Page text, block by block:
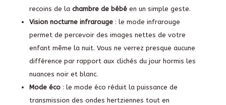
recoins de la chambre de bébéen un simple geste.
Vision nocturne infrarouge: le mode infrarouge
permet de percevoir des images nettes de votre
enfant même la nuit. Vous ne verrez presque aucune
différence par rapport aux clichés du jour hormis les
nuances noir et blanc.
Mode éco: le mode éco réduit la puissance de
transmission des ondes hertziennes tout en